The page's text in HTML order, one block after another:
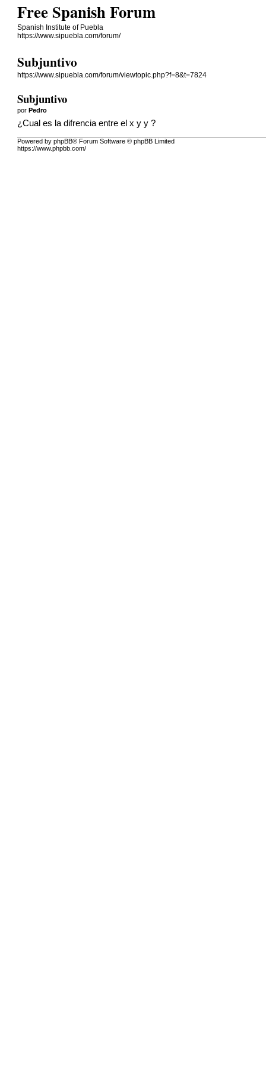
Free Spanish Forum
Spanish Institute of Puebla
https://www.sipuebla.com/forum/
Subjuntivo
https://www.sipuebla.com/forum/viewtopic.php?f=8&t=7824
Subjuntivo
porPedro
¿Cual es la difrencia entre el x y y ?
Powered by phpBB® Forum Software © phpBB Limited
https://www.phpbb.com/